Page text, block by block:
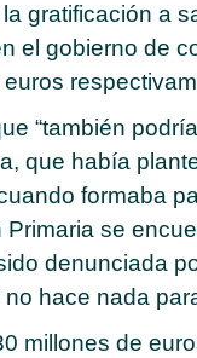
gratificación a
el gobierno de
“también
que había
formaba
Primaria se
denunciada
hace nada
millones de